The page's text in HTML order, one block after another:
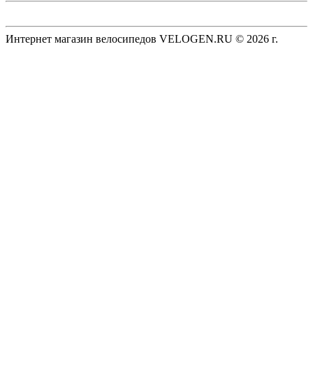
Интернет магазин велосипедов VELOGEN.RU © 2026 г.